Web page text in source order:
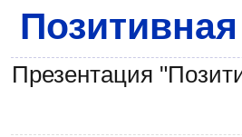
Презентация